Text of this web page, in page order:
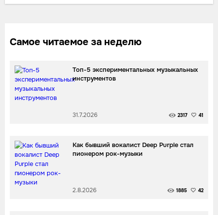
Самое читаемое за неделю
Топ-5 экспериментальных музыкальных
инструментов
31.7.2026 2317 41
Как бывший вокалист Deep Purple стал
пионером рок-музыки
2.8.2026 1885 42